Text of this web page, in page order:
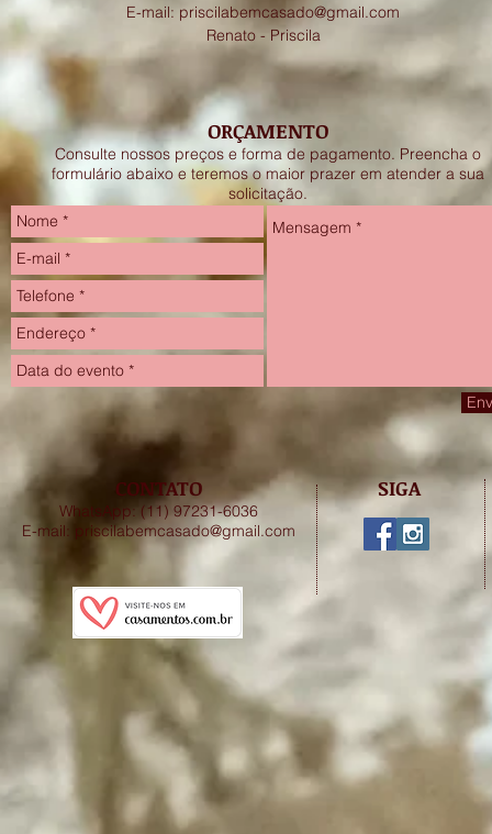
E-mail: priscilabemcasado@gmail.com
Renato - Priscila
ORÇAMENTO
Consulte nossos preços e forma de pagamento. Preencha o
formulário abaixo e teremos o maior prazer em atender a sua
solicitação.
CONTATO
WhatsApp: (11) 97231-6036
E-mail:
priscilabemcasado@gmail.com
SIGA